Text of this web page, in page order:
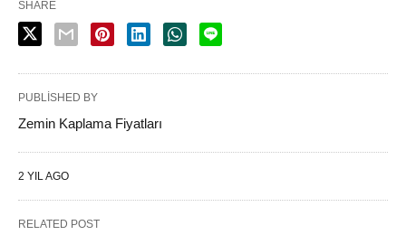
SHARE
PUBLISHED BY
Zemin Kaplama Fiyatları
2 YIL AGO
RELATED POST